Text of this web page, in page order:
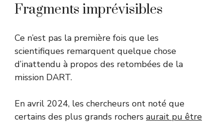
Fragments imprévisibles
Ce n’est pas la première fois que les
scientifiques remarquent quelque chose
d’inattendu à propos des retombées de la
mission DART.
En avril 2024, les chercheurs ont noté que
certains des plus grands rochers aurait pu être